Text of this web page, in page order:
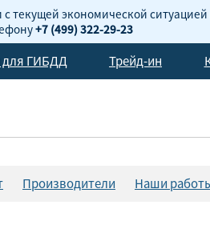
текущей экономической
+7 (499) 322-29-23
ГИБДД Трейд-ин
Производители Наши